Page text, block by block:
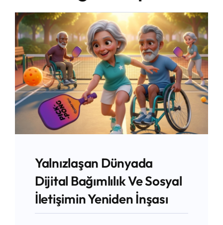
İletişim
Yalnızlaşan Dünyada
Dijital Bağımlılık Ve Sosyal
İletişimin Yeniden İnşası